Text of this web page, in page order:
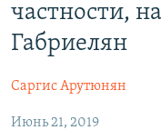
основной
Перейти
ОБЩЕСТВО
РЕГИОН
НАГОРНЫЙ КАРАБАХ
частности,
Габриелян
Саргис Арутюнян
Июнь 21, 2019